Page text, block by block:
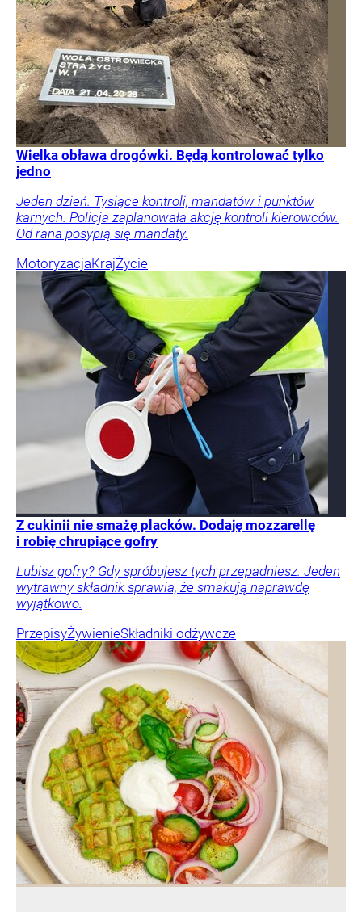
Wielka obława drogówki. Będą kontrolować tylko
jedno
Jeden dzień. Tysiące kontroli, mandatów i punktów
karnych. Policja zaplanowała akcję kontroli kierowców.
Od rana posypią się mandaty.
MotoryzacjaKrajŻycie
Z cukinii nie smażę placków. Dodaję mozzarellę
i robię chrupiące gofry
Lubisz gofry? Gdy spróbujesz tych przepadniesz. Jeden
wytrawny składnik sprawia, że smakują naprawdę
wyjątkowo.
PrzepisyŻywienieSkładniki odżywcze